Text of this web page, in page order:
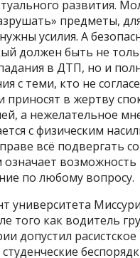
развития.
предметы,
усилия. А
должен быть не
в ДТП, но и
с теми, кто не
приносят в жертву
а нежелательное
с физическим
всё подвергать
означает
по любому вопросу.
университета
того как водитель
допустил